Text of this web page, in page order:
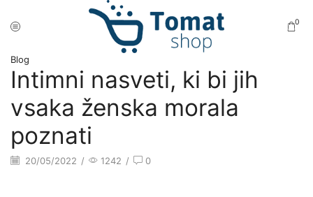
0
Blog
Intimni nasveti, ki bi jih
vsaka ženska morala
poznati
20/05/2022 / 1242 / 0